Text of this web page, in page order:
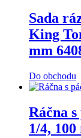
Sada
King
mm
Do obchodu
Ráčna
1/4,